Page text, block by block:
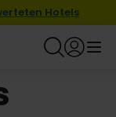
Hotels